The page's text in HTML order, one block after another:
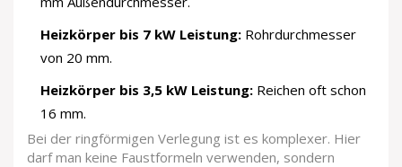
Heizkörper bis 7 kW Leistung: Rohrdurchmesser
von 20 mm.
Heizkörper bis 3,5 kW Leistung: Reichen oft schon
16 mm.
Bei der ringförmigen Verlegung ist es komplexer. Hier
darf man keine Faustformeln verwenden, sondern